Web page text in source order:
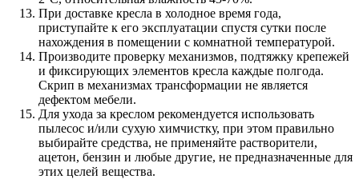
При доставке кресла в холодное время года,
приступайте к его эксплуатации спустя сутки после
нахождения в помещении с комнатной температурой.
Производите проверку механизмов, подтяжку крепежей
и фиксирующих элементов кресла каждые полгода.
Скрип в механизмах трансформации не является
дефектом мебели.
Для ухода за креслом рекомендуется использовать
пылесос и/или сухую химчистку, при этом правильно
выбирайте средства, не применяйте растворители,
ацетон, бензин и любые другие, не предназначенные для
этих целей вещества.